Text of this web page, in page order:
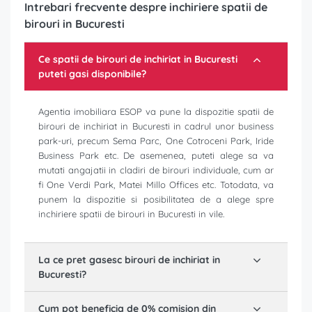
Intrebari frecvente despre inchiriere spatii de
birouri in Bucuresti
Ce spatii de birouri de inchiriat in Bucuresti
puteti gasi disponibile?
Agentia imobiliara ESOP va pune la dispozitie spatii de
birouri de inchiriat in Bucuresti in cadrul unor business
park-uri, precum Sema Parc, One Cotroceni Park, Iride
Business Park etc. De asemenea, puteti alege sa va
mutati angajatii in cladiri de birouri individuale, cum ar
fi One Verdi Park, Matei Millo Offices etc. Totodata, va
punem la dispozitie si posibilitatea de a alege spre
inchiriere spatii de birouri in Bucuresti in vile.
La ce pret gasesc birouri de inchiriat in
Bucuresti?
Cum pot beneficia de 0% comision din